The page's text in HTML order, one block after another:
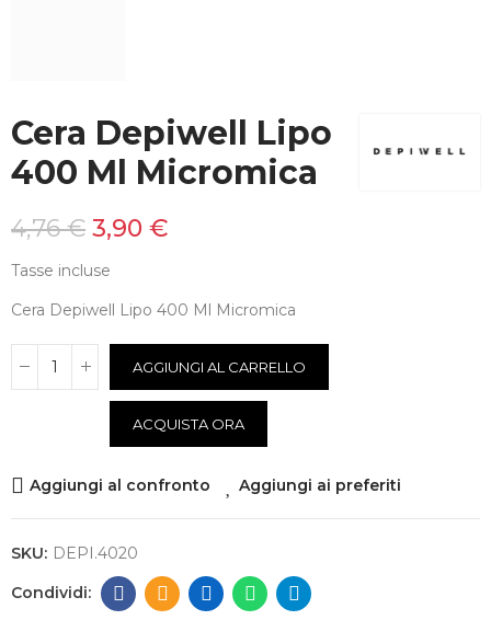
Cera Depiwell Lipo
400 Ml Micromica
4,76 € 3,90 €
Tasse incluse
Cera Depiwell Lipo 400 Ml Micromica
AGGIUNGI AL CARRELLO
ACQUISTA ORA
Aggiungi al confronto Aggiungi ai preferiti
SKU: DEPI.4020